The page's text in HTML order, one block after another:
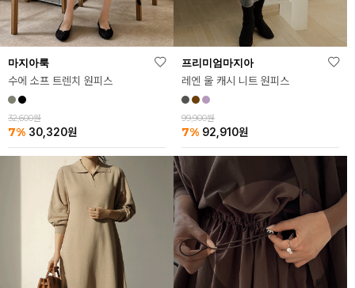
마지아룩
수에 소프 트렌치 원피스
32,600원
7% 30,320원
프리미엄마지아
레엔 울 캐시 니트 원피스
99,900원
7% 92,910원